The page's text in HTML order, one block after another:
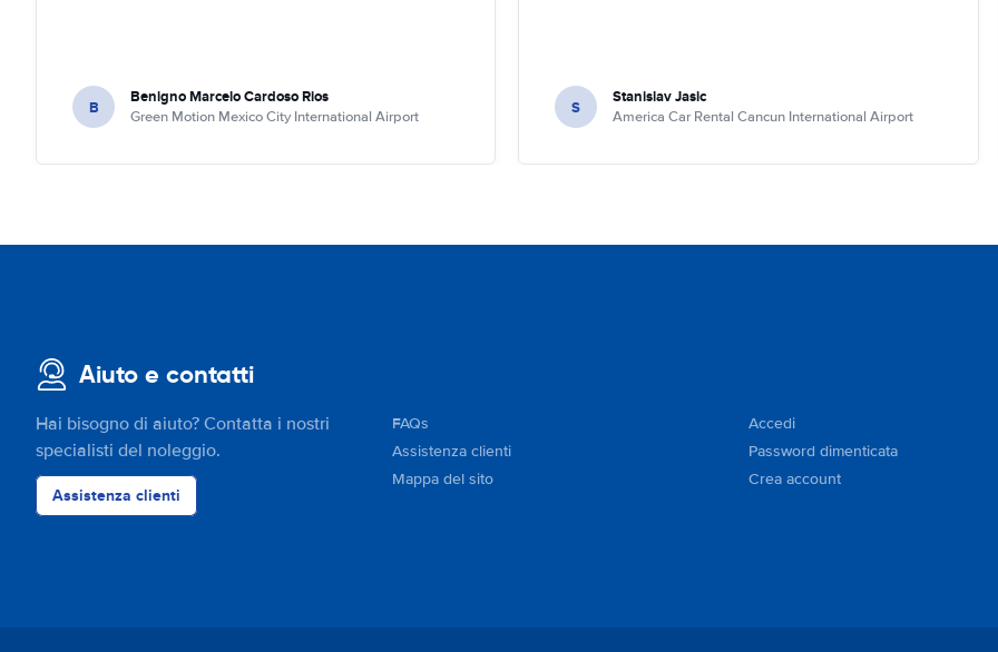
B Benigno Marcelo Cardoso Rios
Green Motion Mexico City International Airport S Stanislav Jasic
America Car Rental Cancun International Airport
Aiuto e contatti
Hai bisogno di aiuto? Contatta i nostri
specialisti del noleggio.
Assistenza clienti
FAQs
Assistenza clienti
Mappa del sito
Accedi
Password dimenticata
Crea account